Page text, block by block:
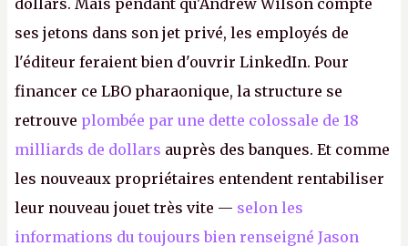
dollars. Mais pendant qu'Andrew Wilson compte
ses jetons dans son jet privé, les employés de
l'éditeur feraient bien d'ouvrir LinkedIn. Pour
financer ce LBO pharaonique, la structure se
retrouve plombée par une dette colossale de 18
milliards de dollars auprès des banques. Et comme
les nouveaux propriétaires entendent rentabiliser
leur nouveau jouet très vite — selon les
informations du toujours bien renseigné Jason